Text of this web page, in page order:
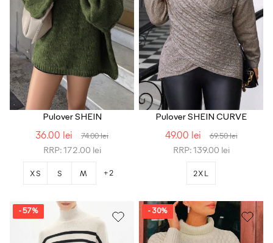
Pulover SHEIN
36.00 lei 74.00 lei
RRP: 172.00 lei
XS S M +2
Pulover SHEIN CURVE
49.00 lei 69.50 lei
RRP: 139.00 lei
2XL
- 57% - 30%